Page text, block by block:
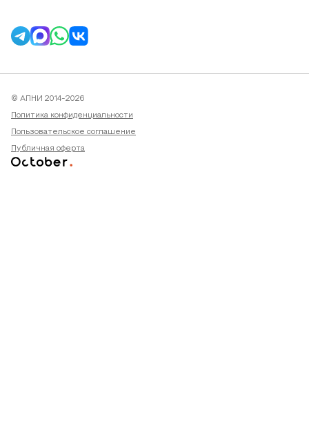
© АПНИ 2014-2026
Политика конфиденциальности
Пользовательское соглашение
Публичная оферта